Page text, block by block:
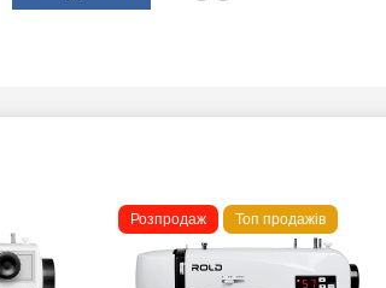
Розпродаж Топ продажів